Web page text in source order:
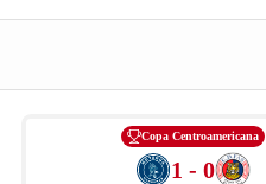
Copa Centroamericana
1 - 0